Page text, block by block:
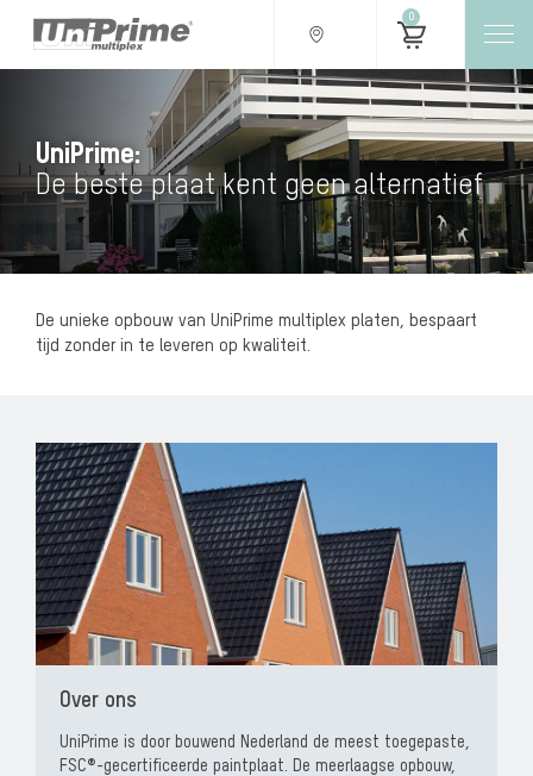
0
UniPrime:
De beste plaat kent geen alternatief
De unieke opbouw van UniPrime multiplex platen, bespaart
tijd zonder in te leveren op kwaliteit.
Over ons
UniPrime is door bouwend Nederland de meest toegepaste,
FSC®-gecertificeerde paintplaat. De meerlaagse opbouw,